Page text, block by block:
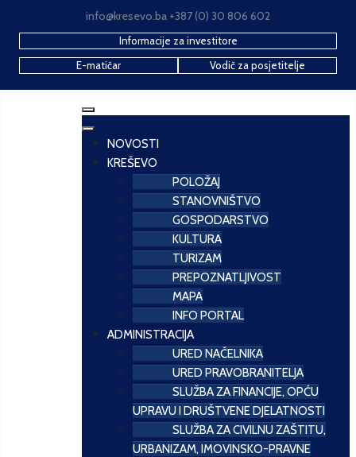
info@kresevo.ba +387 (0) 30 806 602
Informacije za investitore
E-matičar
Vodič za posjetitelje
NOVOSTI
KREŠEVO
POLOŽAJ
STANOVNIŠTVO
GOSPODARSTVO
KULTURA
TURIZAM
PREPOZNATLJIVOST
MAPA
INFO PORTAL
ADMINISTRACIJA
URED NAČELNIKA
URED PRAVOBRANITELJA
SLUŽBA ZA FINANCIJE, OPĆU
UPRAVU I DRUŠTVENE DJELATNOSTI
SLUŽBA ZA CIVILNU ZAŠTITU,
URBANIZAM, IMOVINSKO-PRAVNE